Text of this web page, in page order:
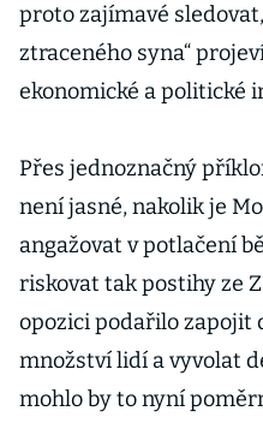
proto zajímavé
ztraceného syna“
ekonomické a politické
Přes jednoznačný
není jasné, nakolik je
angažovat v potlačení
riskovat tak postihy ze
opozici podařilo zapojit
množství lidí a vyvolat
mohlo by to nyní